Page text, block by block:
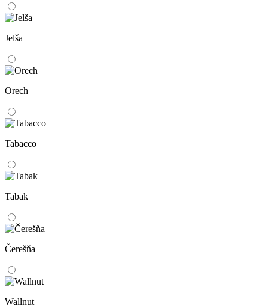
Jelša
Orech
Tabacco
Tabak
Čerešňa
Wallnut